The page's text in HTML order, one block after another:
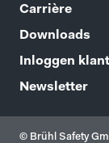
Carrière
Downloads
Inloggen klant
Newsletter
© Brühl Safety